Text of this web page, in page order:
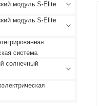
модуль S-Elite
модуль S-Elite
система
солнечный